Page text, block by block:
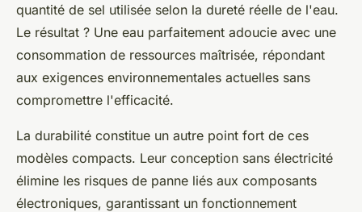
quantité de sel utilisée selon la dureté réelle de l'eau.
Le résultat ? Une eau parfaitement adoucie avec une
consommation de ressources maîtrisée, répondant
aux exigences environnementales actuelles sans
compromettre l'efficacité.
La durabilité constitue un autre point fort de ces
modèles compacts. Leur conception sans électricité
élimine les risques de panne liés aux composants
électroniques, garantissant un fonctionnement